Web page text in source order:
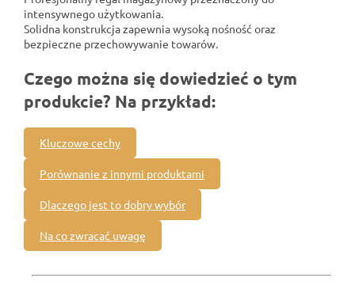
intensywnego użytkowania.
Solidna konstrukcja zapewnia wysoką nośność oraz
bezpieczne przechowywanie towarów.
Czego można się dowiedzieć o tym
produkcie? Na przykład:
Kluczowe cechy
Porównanie z innymi produktami
Dlaczego jest to dobry wybór
Na co zwracać uwagę